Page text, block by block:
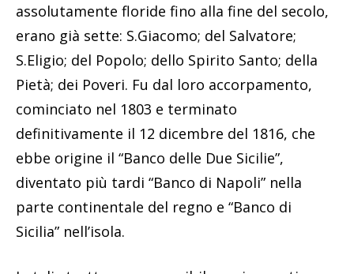
assolutamente floride fino alla fine del secolo,
erano già sette: S.Giacomo; del Salvatore;
S.Eligio; del Popolo; dello Spirito Santo; della
Pietà; dei Poveri. Fu dal loro accorpamento,
cominciato nel 1803 e terminato
definitivamente il 12 dicembre del 1816, che
ebbe origine il “Banco delle Due Sicilie”,
diventato più tardi “Banco di Napoli” nella
parte continentale del regno e “Banco di
Sicilia” nell’isola.